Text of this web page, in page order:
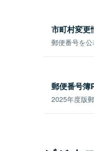
市町村変更
郵便番号を
郵便番号簿
2025年度版